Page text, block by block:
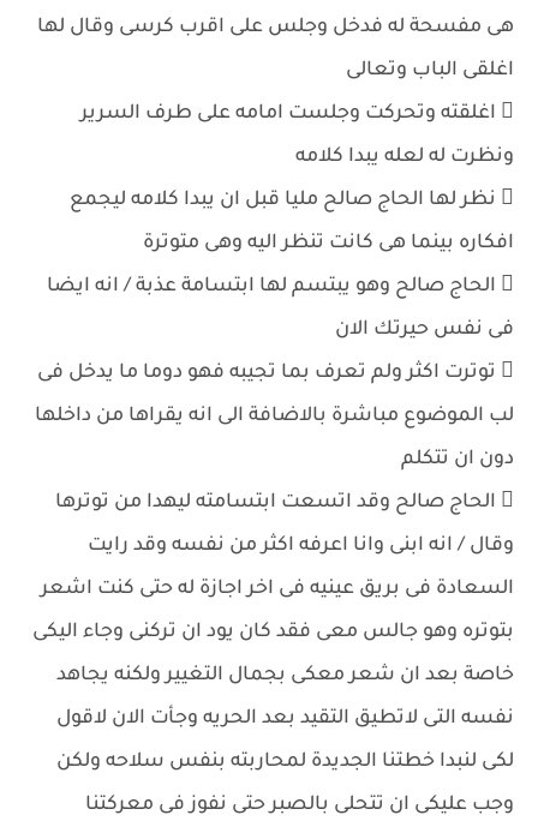
هى مفسحة له فدخل وجلس على اقرب كرسى وقال لها
اغلقى الباب وتعالى
 اغلقته وتحركت وجلست امامه على طرف السرير
ونظرت له لعله يبدا كلامه
 نظر لها الحاج صالح مليا قبل ان يبدا كلامه ليجمع
افكاره بينما هى كانت تنظر اليه وهى متوترة
 الحاج صالح وهو يبتسم لها ابتسامة عذبة / انه ايضا
فى نفس حيرتك الان
 توترت اكثر ولم تعرف بما تجيبه فهو دوما ما يدخل فى
لب الموضوع مباشرة بالاضافة الى انه يقراها من داخلها
دون ان تتكلم
 الحاج صالح وقد اتسعت ابتسامته ليهدا من توترها
وقال / انه ابنى وانا اعرفه اكثر من نفسه وقد رايت
السعادة فى بريق عينيه فى اخر اجازة له حتى كنت اشعر
بتوتره وهو جالس معى فقد كان يود ان تركنى وجاء اليكى
خاصة بعد ان شعر معكى بجمال التغيير ولكنه يجاهد
نفسه التى لاتطيق التقيد بعد الحريه وجأت الان لاقول
لكى لنبدا خطتنا الجديدة لمحاربته بنفس سلاحه ولكن
وجب عليكى ان تتحلى بالصبر حتى نفوز فى معركتنا